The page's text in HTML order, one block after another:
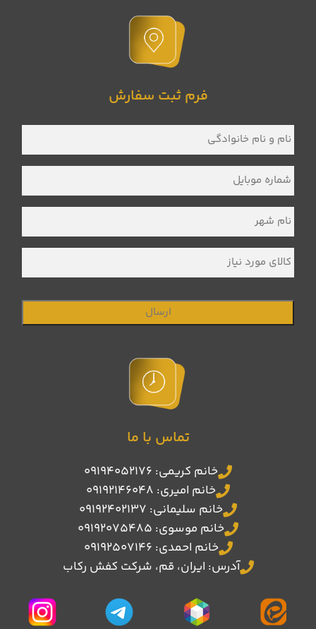
فرم ثبت سفارش
نام
و
نام
خانوادگی
*
شماره
موبایل *
نام
شهر *
کالای
مورد
نیاز
تماس با ما
خانم کریمی: 09194052176
خانم امیری: 09192146048
خانم سلیمانی: 09192402137
خانم موسوی: 09192075485
خانم احمدی: 09192507146
آدرس: ایران، قم، شرکت کفش رکاب